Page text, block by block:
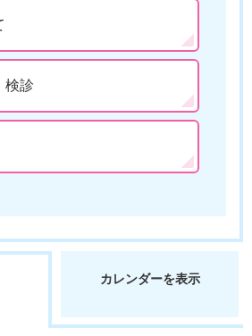
検診
カレンダーを表示